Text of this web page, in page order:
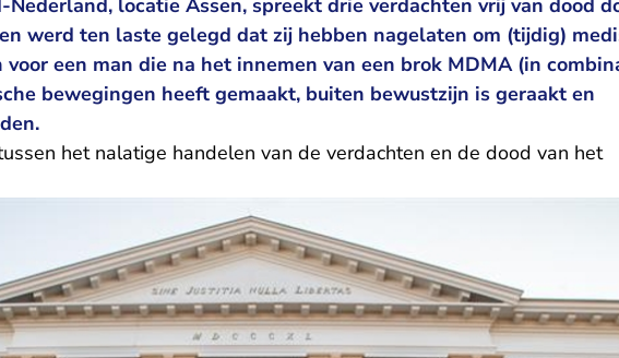
Nederland, locatie Assen, spreekt drie verdachten vrij van dood
werd ten laste gelegd dat zij hebben nagelaten om (tijdig)
een man die na het innemen van een brok MDMA (in
bewegingen heeft gemaakt, buiten bewustzijn is geraakt en
het nalatige handelen van de verdachten en de dood van het